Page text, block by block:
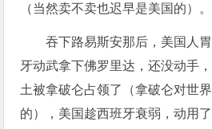
（当然卖不卖也迟早是美国的）。
吞下路易斯安那后，美国人
牙动武拿下佛罗里达，还没动手
土被拿破仑占领了（拿破仑对世
的），美国趁西班牙衰弱，动用